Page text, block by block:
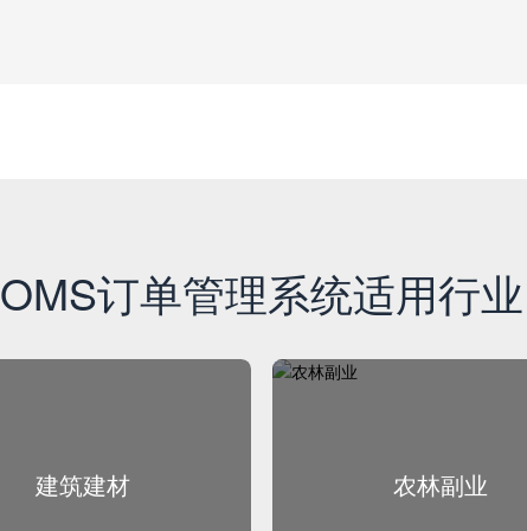
OMS订单管理系统适用行业
建筑建材 农林副业